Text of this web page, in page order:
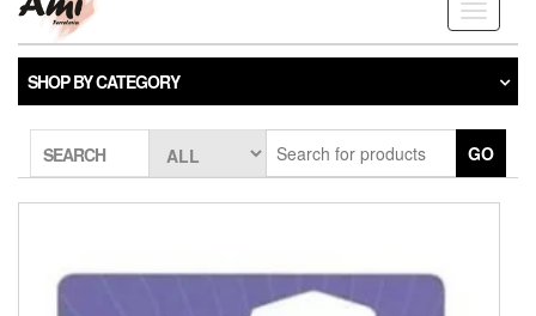
Toggle
SHOP BY CATEGORY
SEARCH GO